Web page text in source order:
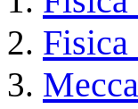
Fisica